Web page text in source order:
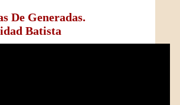
De Generadas.
Batista